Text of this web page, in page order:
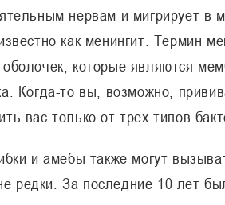
нервам и мигрирует в
как менингит. Термин
оболочек, которые являются
Когда-то вы, возможно,
вас только от трех типов
и амебы также могут
редки. За последние 10 лет